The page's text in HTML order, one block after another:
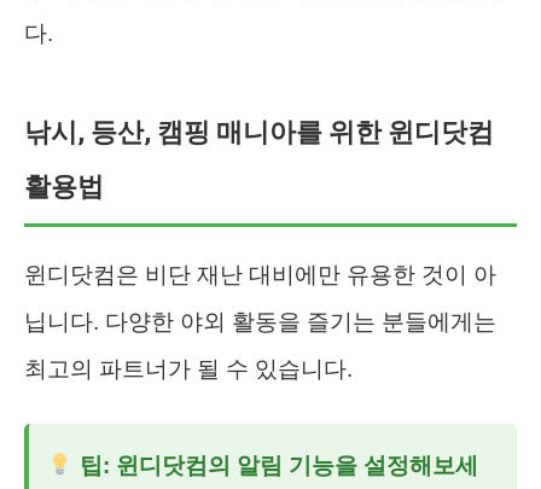
다.
낚시, 등산, 캠핑 매니아를 위한 윈디닷컴
활용법
윈디닷컴은 비단 재난 대비에만 유용한 것이 아
닙니다. 다양한 야외 활동을 즐기는 분들에게는
최고의 파트너가 될 수 있습니다.
팁: 윈디닷컴 의 알림 기능을 설정해보세